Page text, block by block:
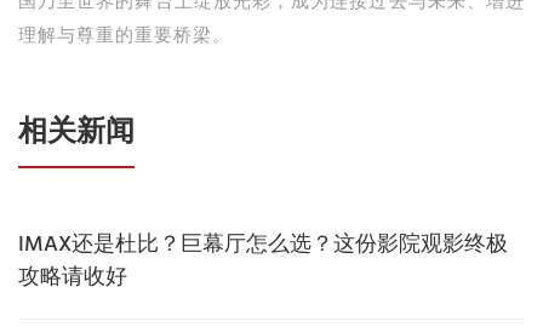
理解与尊重的重要桥梁。
相关新闻
IMAX还是杜比？巨幕厅怎么选？这份影院观影终极
攻略请收好